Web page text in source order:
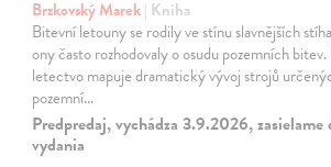
Brzkovský Marek| Kniha
Bitevní letouny se rodily ve stínu slavnějších
ony často rozhodovaly o osudu pozemních
letectvo mapuje dramatický vývoj strojů
pozemní…
Predpredaj, vychádza 3.9.2026, zasielame
vydania